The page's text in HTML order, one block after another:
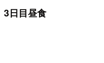
3日目昼食